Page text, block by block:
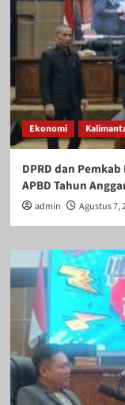
Ekonomi
DPRD dan
APBD Tahun
admin Agustus 7,